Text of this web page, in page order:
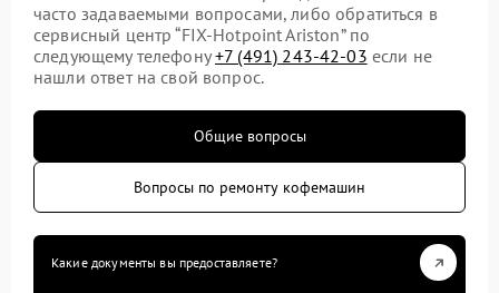
часто задаваемыми вопросами, либо обратиться в
сервисный центр “FIX-Hotpoint Ariston” по
следующему телефону+7 (491) 243-42-03 если не
нашли ответ на свой вопрос.
Общие вопросы
Вопросы по ремонту кофемашин
Какие документы вы предоставляете?